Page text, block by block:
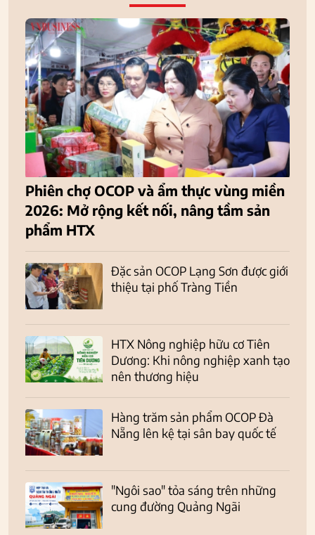
Phiên chợ OCOP và ẩm thực vùng miền
2026: Mở rộng kết nối, nâng tầm sản
phẩm HTX
Đặc sản OCOP Lạng Sơn được giới
thiệu tại phố Tràng Tiền
HTX Nông nghiệp hữu cơ Tiên
Dương: Khi nông nghiệp xanh tạo
nên thương hiệu
Hàng trăm sản phẩm OCOP Đà
Nẵng lên kệ tại sân bay quốc tế
"Ngôi sao" tỏa sáng trên những
cung đường Quảng Ngãi